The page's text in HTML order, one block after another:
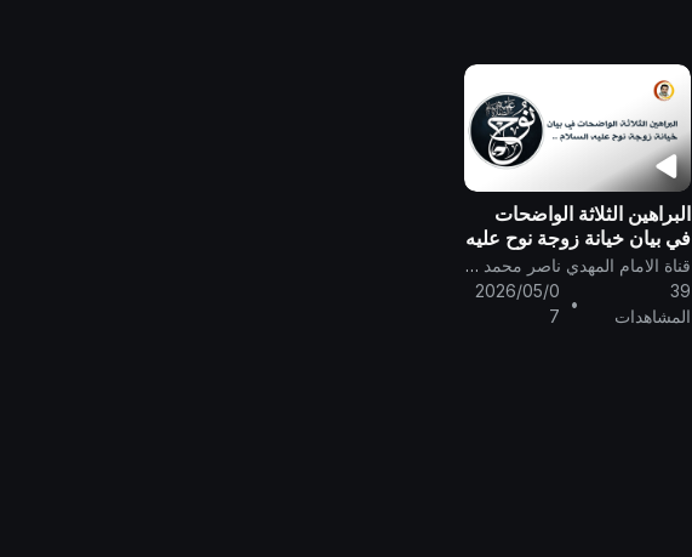
البراهين الثلاثة الواضحات
في بيان خيانة زوجة نوح عليه
السلام ..
قناة الامام المهدي ناصر محمد اليماني
39
المشاهدات
•
2026/05/0
7